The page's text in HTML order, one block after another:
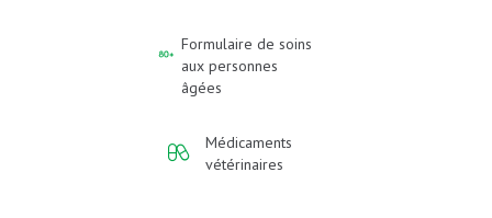
Formulaire de soins
aux personnes
âgées
Médicaments
vétérinaires